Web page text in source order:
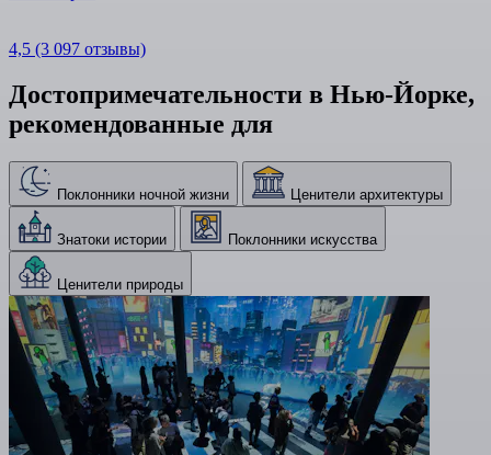
4,5 (3 097 отзывы)
Достопримечательности в Нью-Йорке,
рекомендованные для
Поклонники ночной жизни Ценители архитектуры
Знатоки истории Поклонники искусства
Ценители природы